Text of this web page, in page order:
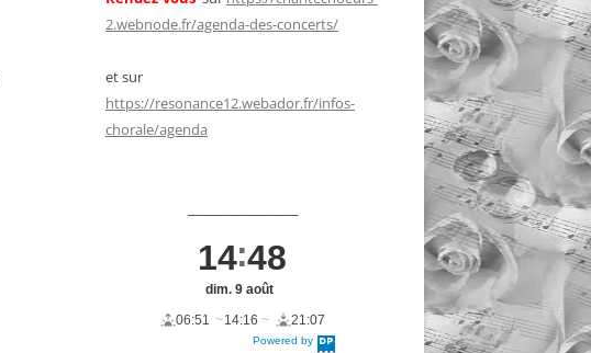
2.webnode.fr/agenda-des-concerts/
et sur
https://resonance12.webador.fr/infos-
chorale/agenda
Powered by
14 48
dim. 9 août
06:51
14:16 21:07